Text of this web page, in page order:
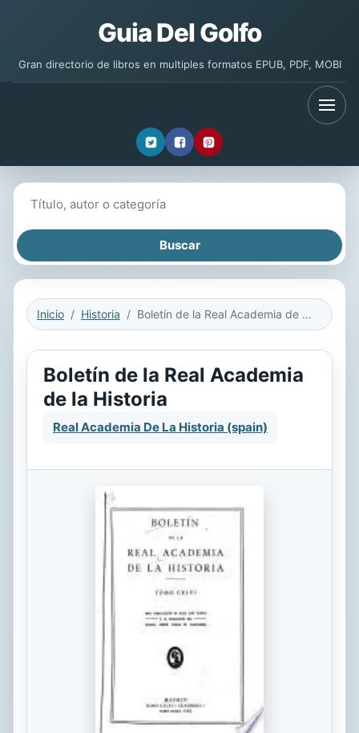
Guia Del Golfo
Gran directorio de libros en multiples formatos EPUB, PDF, MOBI
Inicio Historia Boletín de la Real Academia de la Historia
Boletín de la Real Academia
de la Historia
Real Academia De La Historia (spain)